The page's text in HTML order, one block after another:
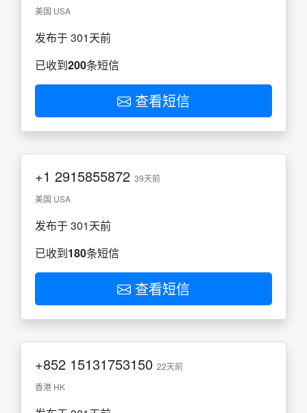
美国 USA
发布于 301天前
已收到200条短信
查看短信
+1 2915855872 39天前
美国 USA
发布于 301天前
已收到180条短信
查看短信
+852 15131753150 22天前
香港 HK